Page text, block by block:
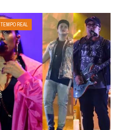
TEMPO REAL